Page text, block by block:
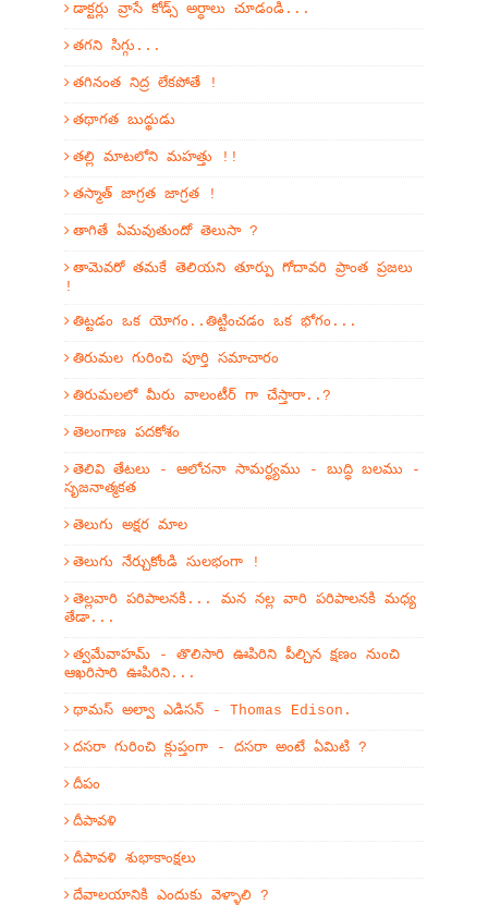
డాక్టర్లు వ్రాసే కోడ్స్ అర్ధాలు చూడండి...
తగని సిగ్గు...
తగినంత నిద్ర లేకపోతే !
తథాగత బుద్థుడు
తల్లి మాటలోని మహత్తు !!
తస్మాత్ జాగ్రత జాగ్రత !
తాగితే ఏమవుతుందో తెలుసా ?
తామెవరో తమకే తెలియని తూర్పు గోదావరి ప్రాంత ప్రజలు
!
తిట్టడం ఒక యోగం..తిట్టించడం ఒక భోగం...
తిరుమల గురించి పూర్తి సమాచారం
తిరుమలలో మీరు వాలంటీర్ గా చేస్తారా..?
తెలంగాణ పదకోశం
తెలివి తేటలు - ఆలోచనా సామర్ధ్యము - బుద్ధి బలము -
సృజనాత్మకత
తెలుగు అక్షర మాల
తెలుగు నేర్చుకోండి సులభంగా !
తెల్లవారి పరిపాలనకి... మన నల్ల వారి పరిపాలనకి మధ్య
తేడా...
త్వమేవాహమ్‌ - తొలిసారి ఊపిరిని పీల్చిన క్షణం నుంచి
ఆఖరిసారి ఊపిరిని...
థామస్ అల్వా ఎడిసన్ - Thomas Edison.
దసరా గురించి క్లుప్తంగా - దసరా అంటే ఏమిటి ?
దీపం
దీపావళి
దీపావళి శుభాకాంక్షలు
దేవాలయానికి ఎందుకు వెళ్ళాలి ?